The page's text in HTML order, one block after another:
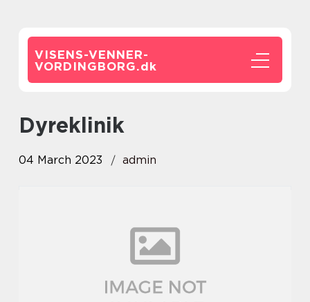
VISENS-VENNER-
VORDINGBORG.dk
dyreklinik
04 March 2023 admin